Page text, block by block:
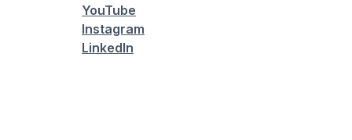
YouTube
Instagram
LinkedIn